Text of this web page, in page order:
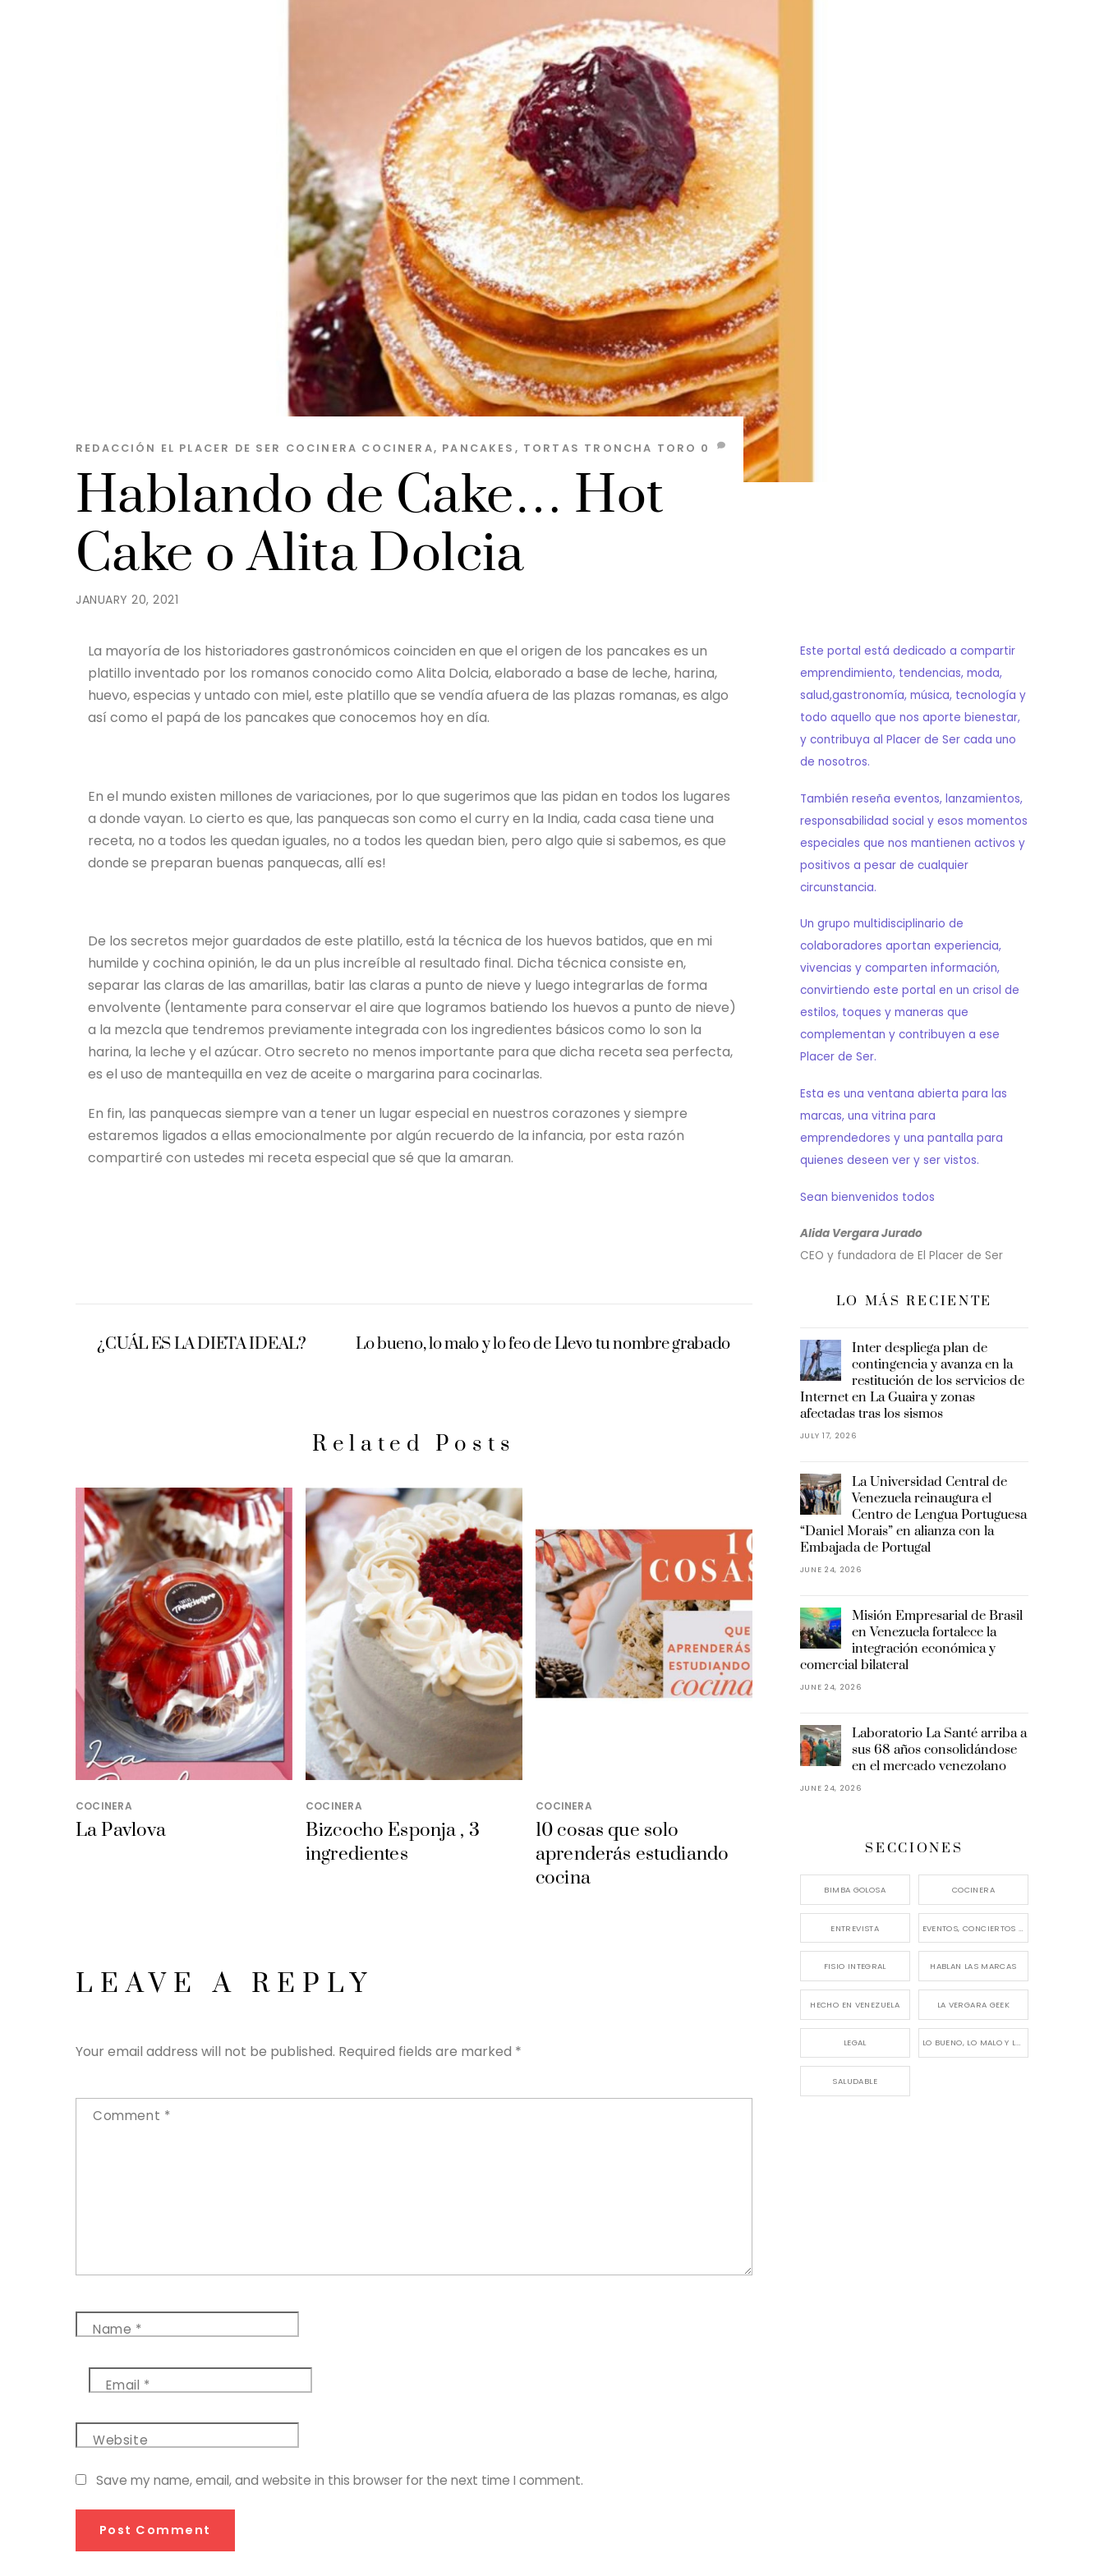
JANUARY 20, 2021
Hablando de Cake… Hot
Cake o Alita Dolcia
REDACCIÓN EL PLACER DE SER COCINERA COCINERA, PANCAKES , TORTAS TRONCHA TORO 0
La mayoría de los historiadores gastronómicos coinciden en que el origen de los pancakes es un
platillo inventado por los romanos conocido como Alita Dolcia, elaborado a base de leche, harina,
huevo, especias y untado con miel, este platillo que se vendía afuera de las plazas romanas, es algo
así como el papá de los pancakes que conocemos hoy en día.
En el mundo existen millones de variaciones, por lo que sugerimos que las pidan en todos los lugares
a donde vayan. Lo cierto es que, las panquecas son como el curry en la India, cada casa tiene una
receta, no a todos les quedan iguales, no a todos les quedan bien, pero algo quie si sabemos, es que
donde se preparan buenas panquecas, allí es!
De los secretos mejor guardados de este platillo, está la técnica de los huevos batidos, que en mi
humilde y cochina opinión, le da un plus increíble al resultado final. Dicha técnica consiste en,
separar las claras de las amarillas, batir las claras a punto de nieve y luego integrarlas de forma
envolvente (lentamente para conservar el aire que logramos batiendo los huevos a punto de nieve)
a la mezcla que tendremos previamente integrada con los ingredientes básicos como lo son la
harina, la leche y el azúcar. Otro secreto no menos importante para que dicha receta sea perfecta,
es el uso de mantequilla en vez de aceite o margarina para cocinarlas.
En fin, las panquecas siempre van a tener un lugar especial en nuestros corazones y siempre
estaremos ligados a ellas emocionalmente por algún recuerdo de la infancia, por esta razón
compartiré con ustedes mi receta especial que sé que la amaran.
¿CUÁL ES LA DIETA IDEAL? Lo bueno, lo malo y lo feo de Llevo tu nombre grabado
Related Posts
COCINERA
La Pavlova
COCINERA
Bizcocho Esponja , 3
ingredientes
COCINERA
10 cosas que solo
aprenderás estudiando
cocina
LEAVE A REPLY
Your email address will not be published. Required fields are marked *
Comment *
Name *
Email *
Website
Save my name, email, and website in this browser for the next time I comment.
Este portal está dedicado a compartir
emprendimiento, tendencias, moda,
salud,gastronomía, música, tecnología y
todo aquello que nos aporte bienestar,
y contribuya al Placer de Ser cada uno
de nosotros.
También reseña eventos, lanzamientos,
responsabilidad social y esos momentos
especiales que nos mantienen activos y
positivos a pesar de cualquier
circunstancia.
Un grupo multidisciplinario de
colaboradores aportan experiencia,
vivencias y comparten información,
convirtiendo este portal en un crisol de
estilos, toques y maneras que
complementan y contribuyen a ese
Placer de Ser.
Esta es una ventana abierta para las
marcas, una vitrina para
emprendedores y una pantalla para
quienes deseen ver y ser vistos.
Sean bienvenidos todos
Alida Vergara Jurado
CEO y fundadora de El Placer de Ser
LO MÁS RECIENTE
Inter despliega plan de
contingencia y avanza en la
restitución de los servicios de
Internet en La Guaira y zonas
afectadas tras los sismos
JULY 17, 2026
La Universidad Central de
Venezuela reinaugura el
Centro de Lengua Portuguesa
“Daniel Morais” en alianza con la
Embajada de Portugal
JUNE 24, 2026
Misión Empresarial de Brasil
en Venezuela fortalece la
integración económica y
comercial bilateral
JUNE 24, 2026
Laboratorio La Santé arriba a
sus 68 años consolidándose
en el mercado venezolano
JUNE 24, 2026
SECCIONES
BIMBA GOLOSA COCINERA
ENTREVISTA
FISIO INTEGRAL HABLAN LAS MARCAS
HECHO EN VENEZUELA LA VERGARA GEEK
LEGAL LO BUENO, LO MALO Y LO FEO
SALUDABLE